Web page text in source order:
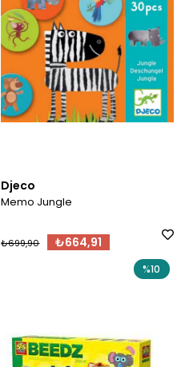
Djeco
Memo Jungle
₺664,91
₺699,90
%10